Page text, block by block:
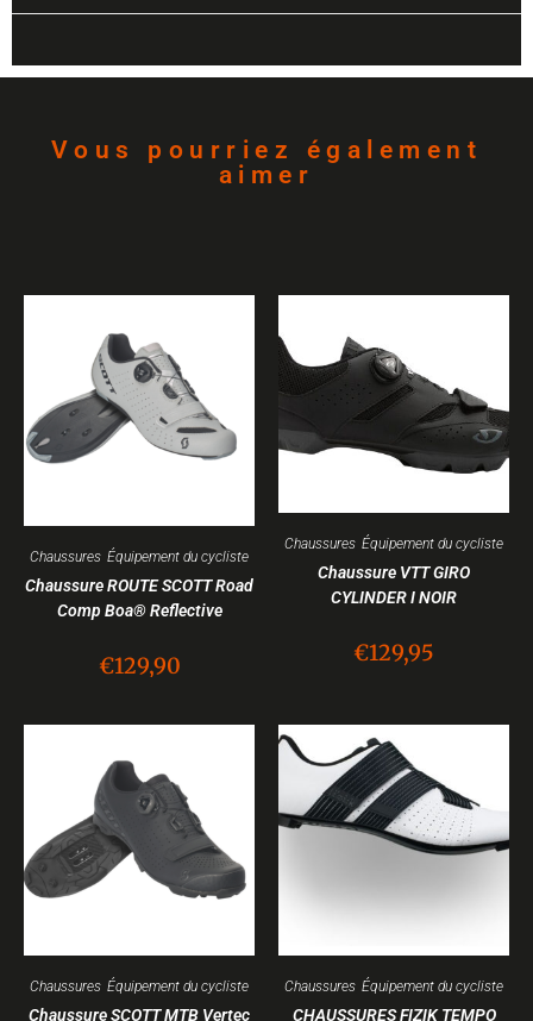
Vous pourriez également
aimer
Chaussures Équipement du cycliste
Chaussure ROUTE SCOTT Road
Comp Boa® Reflective
€129,90
Chaussures Équipement du cycliste
Chaussure VTT GIRO
CYLINDER I NOIR
€129,95
Chaussures Équipement du cycliste
Chaussure SCOTT MTB Vertec
Chaussures Équipement du cycliste
CHAUSSURES FIZIK TEMPO